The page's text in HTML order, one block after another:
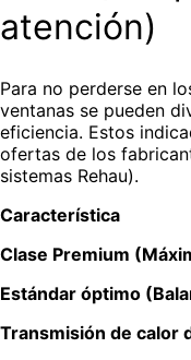
atención)
Para no perderse en
ventanas se pueden
eficiencia. Estos
ofertas de los
sistemas Rehau).
Característica
Clase Premium
Estándar óptimo
Transmisión de calor